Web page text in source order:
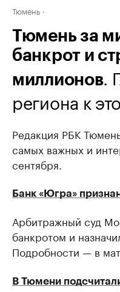
Тюмень
Тюмень за
банкрот и
миллионов.
региона к
Редакция РБК
самых важных и
сентября.
Банк «Югра»
Арбитражный суд
банкротом и
Подробности — в
В Тюмени